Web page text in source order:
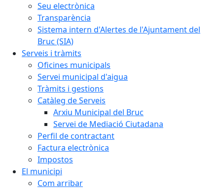
Seu electrònica
Transparència
Sistema intern d'Alertes de l'Ajuntament del
Bruc (SIA)
Serveis i tràmits
Oficines municipals
Servei municipal d'aigua
Tràmits i gestions
Catàleg de Serveis
Arxiu Municipal del Bruc
Servei de Mediació Ciutadana
Perfil de contractant
Factura electrònica
Impostos
El municipi
Com arribar